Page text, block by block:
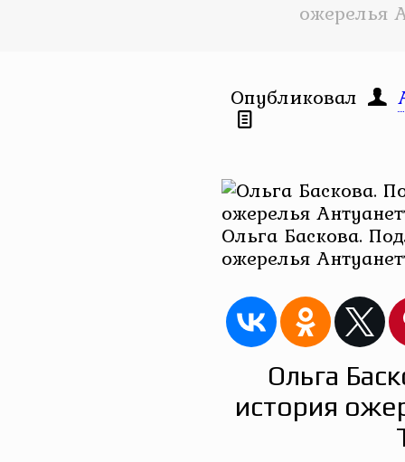
ожерелья
Опубликовал
Ольга Баскова.
ожерелья
Ольга
история